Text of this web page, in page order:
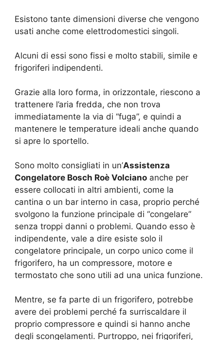
Esistono tante dimensioni diverse che vengono
usati anche come elettrodomestici singoli.
Alcuni di essi sono fissi e molto stabili, simile e
frigoriferi indipendenti.
Grazie alla loro forma, in orizzontale, riescono a
trattenere l’aria fredda, che non trova
immediatamente la via di “fuga”, e quindi a
mantenere le temperature ideali anche quando
si apre lo sportello.
Sono molto consigliati in un’Assistenza
Congelatore Bosch Roè Volciano anche per
essere collocati in altri ambienti, come la
cantina o un bar interno in casa, proprio perché
svolgono la funzione principale di “congelare”
senza troppi danni o problemi. Quando esso è
indipendente, vale a dire esiste solo il
congelatore principale, un corpo unico come il
frigorifero, ha un compressore, motore e
termostato che sono utili ad una unica funzione.
Mentre, se fa parte di un frigorifero, potrebbe
avere dei problemi perché fa surriscaldare il
proprio compressore e quindi si hanno anche
degli scongelamenti. Purtroppo, nei frigoriferi,